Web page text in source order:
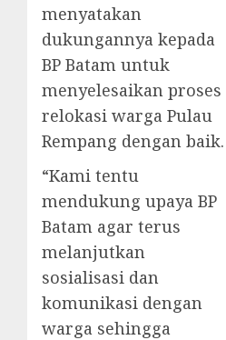
menyatakan
dukungannya kepada
BP Batam untuk
menyelesaikan proses
relokasi warga Pulau
Rempang dengan baik.
“Kami tentu
mendukung upaya BP
Batam agar terus
melanjutkan
sosialisasi dan
komunikasi dengan
warga sehingga